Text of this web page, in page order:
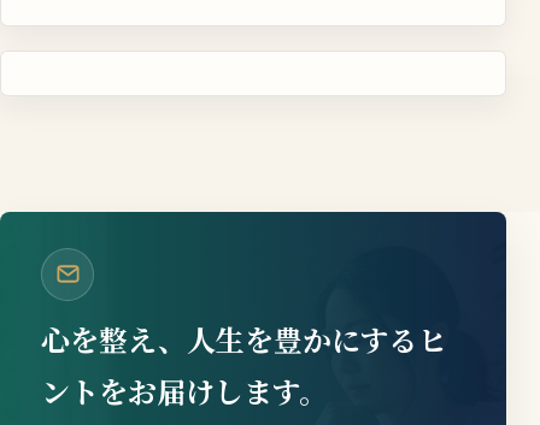
心を整え、人生を豊かにするヒ
ントをお届けします。